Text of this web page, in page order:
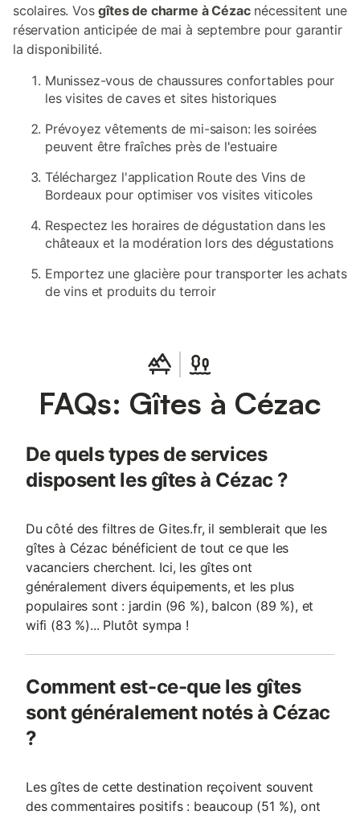
scolaires. Vosgîtes de charme à Cézacnécessitent une
réservation anticipée de mai à septembre pour garantir
la disponibilité.
Munissez-vous de chaussures confortables pour
les visites de caves et sites historiques
Prévoyez vêtements de mi-saison: les soirées
peuvent être fraîches près de l'estuaire
Téléchargez l'application Route des Vins de
Bordeaux pour optimiser vos visites viticoles
Respectez les horaires de dégustation dans les
châteaux et la modération lors des dégustations
Emportez une glacière pour transporter les achats
de vins et produits du terroir
FAQs: Gîtes à Cézac
De quels types de services
disposent les gîtes à Cézac ?
Du côté des filtres de Gites.fr, il semblerait que les
gîtes à Cézac bénéficient de tout ce que les
vacanciers cherchent. Ici, les gîtes ont
généralement divers équipements, et les plus
populaires sont : jardin (96 %), balcon (89 %), et
wifi (83 %)... Plutôt sympa !
Comment est-ce-que les gîtes
sont généralement notés à Cézac
?
Les gîtes de cette destination reçoivent souvent
des commentaires positifs : beaucoup (51 %), ont